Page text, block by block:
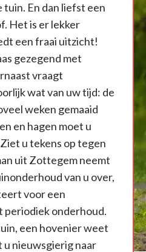
tuin. En dan liefst een
Het is er lekker
een fraai uitzicht!
gezegend met
vraagt
wat van uw tijd: de
weken gemaaid
en hagen moet u
u tekens op tegen
uit Zottegem neemt
van u over,
voor een
periodiek onderhoud.
een hovenier weet
u nieuwsgierig naar